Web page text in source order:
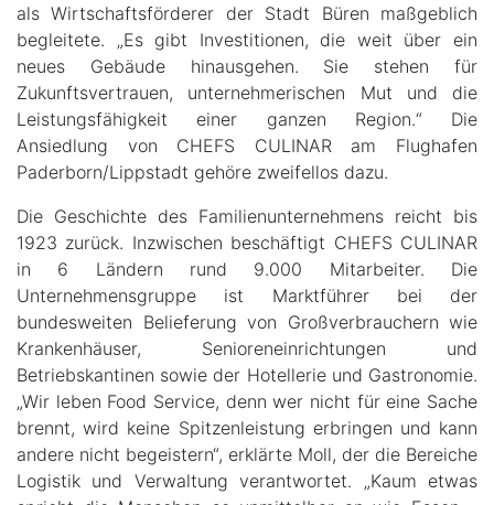
als Wirtschaftsförderer der Stadt Büren maßgeblich
begleitete. „Es gibt Investitionen, die weit über ein
neues Gebäude hinausgehen. Sie stehen für
Zukunftsvertrauen, unternehmerischen Mut und die
Leistungsfähigkeit einer ganzen Region.“ Die
Ansiedlung von CHEFS CULINAR am Flughafen
Paderborn/Lippstadt gehöre zweifellos dazu.
Die Geschichte des Familienunternehmens reicht bis
1923 zurück. Inzwischen beschäftigt CHEFS CULINAR
in 6 Ländern rund 9.000 Mitarbeiter. Die
Unternehmensgruppe ist Marktführer bei der
bundesweiten Belieferung von Großverbrauchern wie
Krankenhäuser, Senioreneinrichtungen und
Betriebskantinen sowie der Hotellerie und Gastronomie.
„Wir leben Food Service, denn wer nicht für eine Sache
brennt, wird keine Spitzenleistung erbringen und kann
andere nicht begeistern“, erklärte Moll, der die Bereiche
Logistik und Verwaltung verantwortet. „Kaum etwas